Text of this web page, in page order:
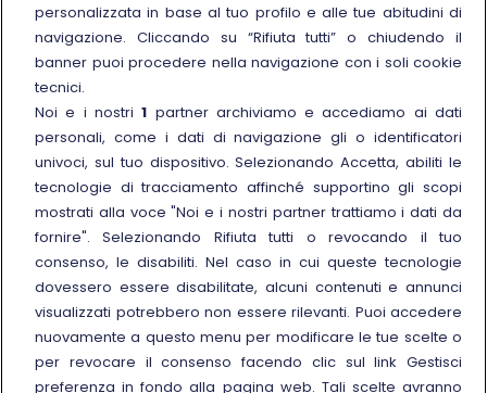
Manuale di Conservazione
Link esterno
Carriere
Link esterno
La Freccia Mag
Link esterno
Noleggia un treno charter
Viaggi di gruppo
Seguici sui social
personalizzata in base al tuo profilo e alle tue abitudini di
navigazione. Cliccando su “Rifiuta tutti” o chiudendo il
banner puoi procedere nella navigazione con i soli cookie
tecnici.
Noi e i nostri1 partner archiviamo e accediamo ai dati
personali, come i dati di navigazione gli o identificatori
univoci, sul tuo dispositivo. Selezionando Accetta, abiliti le
tecnologie di tracciamento affinché supportino gli scopi
mostrati alla voce "Noi e i nostri partner trattiamo i dati da
fornire". Selezionando Rifiuta tutti o revocando il tuo
consenso, le disabiliti. Nel caso in cui queste tecnologie
dovessero essere disabilitate, alcuni contenuti e annunci
visualizzati potrebbero non essere rilevanti. Puoi accedere
nuovamente a questo menu per modificare le tue scelte o
per revocare il consenso facendo clic sul link Gestisci
preferenza in fondo alla pagina web. Tali scelte avranno